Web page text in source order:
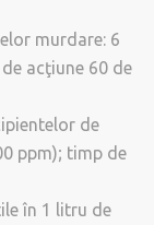
murdare: 6
acţiune 60 de
de
ppm); timp de
în 1 litru de